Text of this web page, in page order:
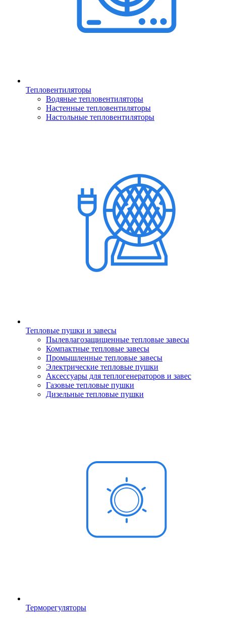
Тепловентиляторы
Водяные тепловентиляторы
Настенные тепловентиляторы
Настольные тепловентиляторы
Тепловые пушки и завесы
Пылевлагозащищенные тепловые завесы
Компактные тепловые завесы
Промышленные тепловые завесы
Электрические тепловые пушки
Аксессуары для теплогенераторов и завес
Газовые тепловые пушки
Дизельные тепловые пушки
Терморегуляторы